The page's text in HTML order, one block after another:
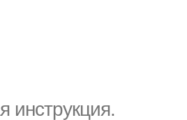
инструкция.